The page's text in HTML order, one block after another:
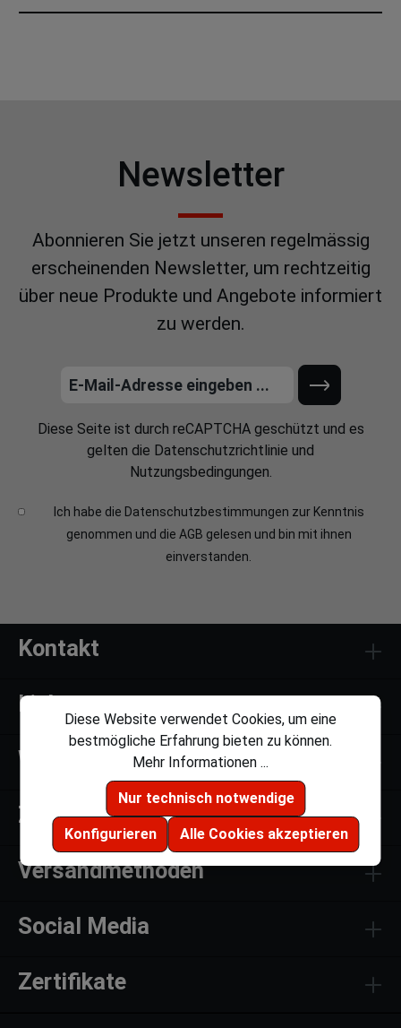
Newsletter
Abonnieren Sie jetzt unseren regelmässig
erscheinenden Newsletter, um rechtzeitig
über neue Produkte und Angebote informiert
zu werden.
Diese Seite ist durch reCAPTCHA geschützt und es
gelten die Datenschutzrichtlinie und
Nutzungsbedingungen.
Ich habe die Datenschutzbestimmungen zur Kenntnis
genommen und die AGB gelesen und bin mit ihnen
einverstanden.
Kontakt
Links
Weiteres
Zahlungsmethoden
Versandmethoden
Social Media
Zertifikate
Diese Website verwendet Cookies, um eine
bestmögliche Erfahrung bieten zu können.
Mehr Informationen ...
Nur technisch notwendige
Konfigurieren Alle Cookies akzeptieren